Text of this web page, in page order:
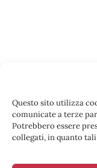
Questo sito utilizza cookie di tipo tecnico, per cui le informazioni raccolte non saranno utilizzate per finalità commerciali nè
comunicate a terze
Potrebbero essere
collegati, in quanto